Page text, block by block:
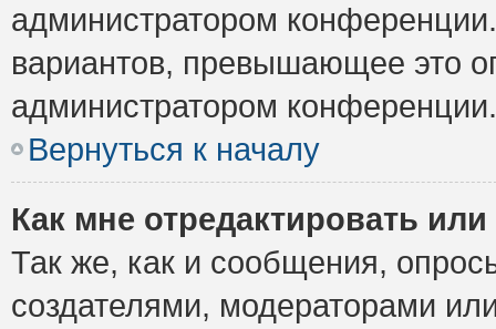
администратором
вариантов, превышающее это
администратором конференции.
Вернуться к началу
Как мне отредактировать
Так же, как и сообщения,
создателями, модераторами